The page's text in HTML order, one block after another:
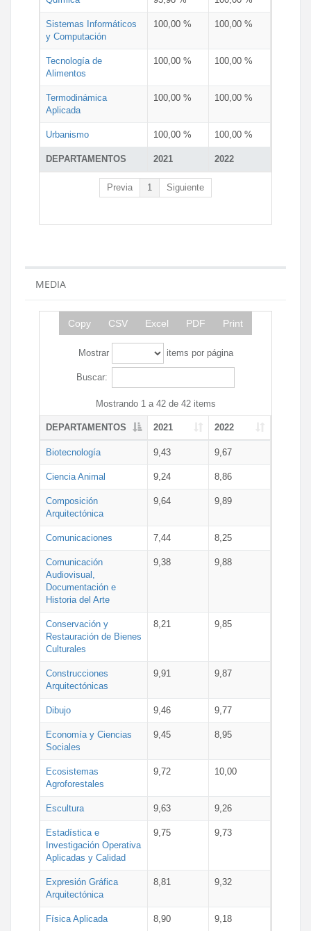
DEPARTAMENTOS 2021 2022
Sistemas Informáticos
y Computación
100,00 % 100,00 %
Tecnología de
Alimentos
100,00 % 100,00 %
Termodinámica
Aplicada
100,00 % 100,00 %
Urbanismo 100,00 % 100,00 %
Previa 1 Siguiente
MEDIA
Copy CSV Excel PDF Print
Mostrar items por página
Buscar:
Mostrando 1 a 42 de 42 items
DEPARTAMENTOS 2021 2022
Biotecnología 9,43 9,67
Ciencia Animal 9,24 8,86
Composición
Arquitectónica
9,64 9,89
Comunicaciones 7,44 8,25
Comunicación
Audiovisual,
Documentación e
Historia del Arte
9,38 9,88
Conservación y
Restauración de Bienes
Culturales
8,21 9,85
Construcciones
Arquitectónicas
9,91 9,87
Dibujo 9,46 9,77
Economía y Ciencias
Sociales
9,45 8,95
Ecosistemas
Agroforestales
9,72 10,00
Escultura 9,63 9,26
Estadística e
Investigación Operativa
Aplicadas y Calidad
9,75 9,73
Expresión Gráfica
Arquitectónica
8,81 9,32
Física Aplicada 8,90 9,18